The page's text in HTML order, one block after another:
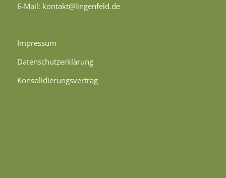
E-Mail: kontakt@lingenfeld.de
Impressum
Datenschutzerklärung
Konsolidierungsvertrag